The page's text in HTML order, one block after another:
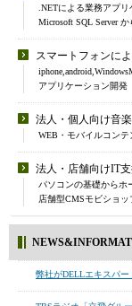
.NETによる業務アプ
Microsoft SQL Server
スマートフォンに
アプリケーション開発
法人・個人向け音
WEB・モバイルコン
法人・店舗向けIT
パソコンの基礎からホ
店舗型CMSモビショ
弊社がDELLエキスパー